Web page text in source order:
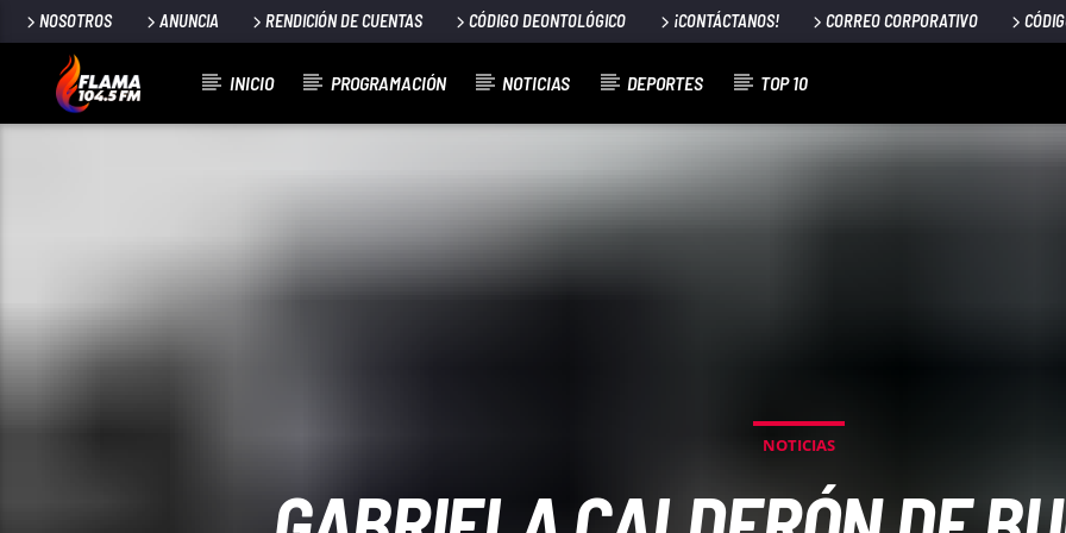
NOSOTROS ANUNCIA RENDICIÓN DE CUENTAS CÓDIGO DEONTOLÓGICO ¡CONTÁCTANOS! CORREO CORPORATIVO
INICIO PROGRAMACIÓN NOTICIAS DEPORTES TOP 10
NOTICIAS